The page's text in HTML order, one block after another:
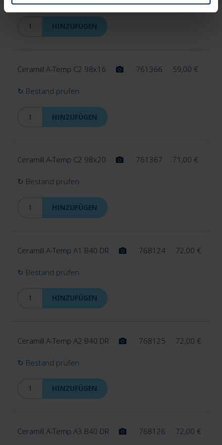
HINZUFÜGEN
Ceramill A-Temp C2 98x16 761366 59,00 €
↻ Bestand prüfen
HINZUFÜGEN
Ceramill A-Temp C2 98x20 761367 71,00 €
↻ Bestand prüfen
HINZUFÜGEN
Ceramill A-Temp A1 B40 DR 768124 72,00 €
↻ Bestand prüfen
HINZUFÜGEN
Ceramill A-Temp A2 B40 DR 768125 72,00 €
↻ Bestand prüfen
HINZUFÜGEN
Ceramill A-Temp A3 B40 DR 768126 72,00 €